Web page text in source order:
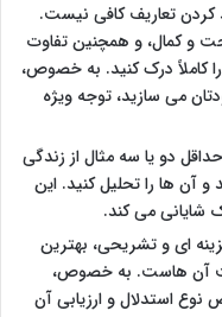
تعاریف کافی نیست.
و کمال، و همچنین تفاوت
کاملاً درک کنید. به خصوص،
می سازید، توجه ویژه
دو یا سه مثال از زندگی
آن ها را تحلیل کنید. این
شایانی می کند.
ای و تشریحی، بهترین
آن هاست. به خصوص،
نوع استدلال و ارزیابی آن